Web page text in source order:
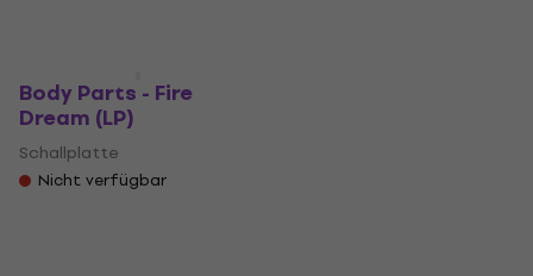
Body Parts - Fire
Dream (LP)
Schallplatte
Nicht verfügbar